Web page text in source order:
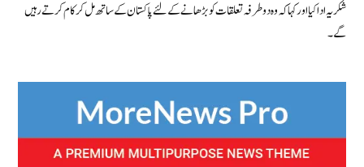
شکریہ ادا کیا اور کہا کہ وہ دوطرفہ تعلقات کو بڑھانے کے لئے پاکستان کے ساتھ مل کر کام کرتے رہیں
گے۔